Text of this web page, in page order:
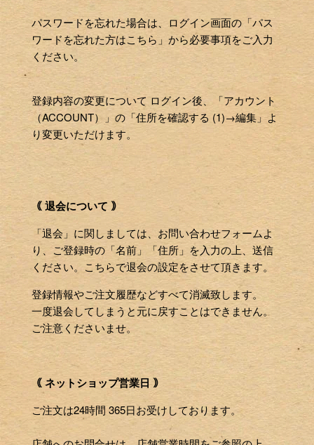
パスワードを忘れた場合は、ログイン画面の「パス
ワードを忘れた方はこちら」から必要事項をご入力
ください。
登録内容の変更について ログイン後、「アカウント
（ACCOUNT）」の「住所を確認する (1)→編集」よ
り変更いただけます。
｟ 退会について ｠
「退会」に関しましては、お問い合わせフォームよ
り、ご登録時の「名前」「住所」を入力の上、送信
ください。こちらで退会の設定をさせて頂きます。
登録情報やご注文履歴などすべて消滅致します。
一度退会してしまうと元に戻すことはできません。
ご注意くださいませ。
｟ ネットショップ営業日 ｠
ご注文は24時間 365日お受けしております。